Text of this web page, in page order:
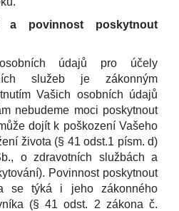
a povinnost poskytnout
údajů pro účely
služeb je zákonným
Vašich osobních údajů
nebudeme moci poskytnout
dojít k poškození Vašeho
života (§ 41 odst.1 písm. d)
o zdravotních službách a
Povinnost poskytnout
se týká i jeho zákonného
(§ 41 odst. 2 zákona č.